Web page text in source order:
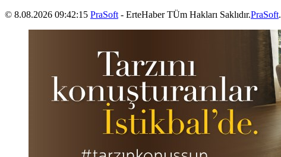
© 8.08.2026 09:42:15 PraSoft - ErteHaber TÜm Hakları Saklıdır.PraSoft.